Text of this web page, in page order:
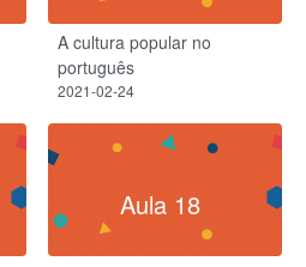
A cultura popular no
português
2021-02-24
Aula 18